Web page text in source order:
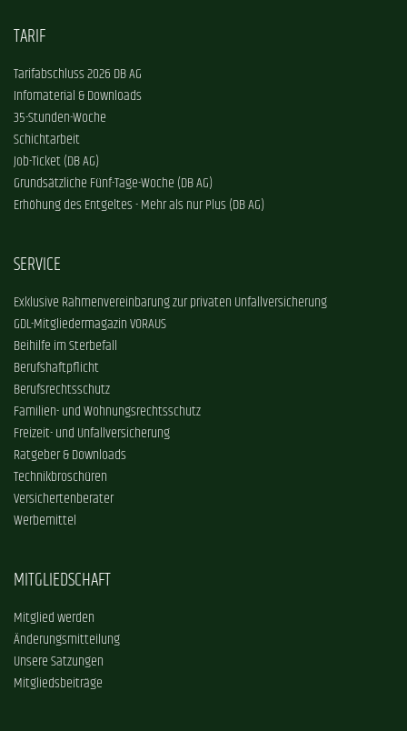
TARIF
Tarifabschluss 2026 DB AG
Infomaterial & Downloads
35-Stunden-Woche
Schichtarbeit
Job-Ticket (DB AG)
Grundsätzliche Fünf-Tage-Woche (DB AG)
Erhöhung des Entgeltes - Mehr als nur Plus (DB AG)
SERVICE
Exklusive Rahmenvereinbarung zur privaten Unfallversicherung
GDL-Mitgliedermagazin VORAUS
Beihilfe im Sterbefall
Berufshaftpflicht
Berufsrechtsschutz
Familien- und Wohnungsrechtsschutz
Freizeit- und Unfallversicherung
Ratgeber & Downloads
Technikbroschüren
Versichertenberater
Werbemittel
MITGLIEDSCHAFT
Mitglied werden
Änderungsmitteilung
Unsere Satzungen
Mitgliedsbeiträge